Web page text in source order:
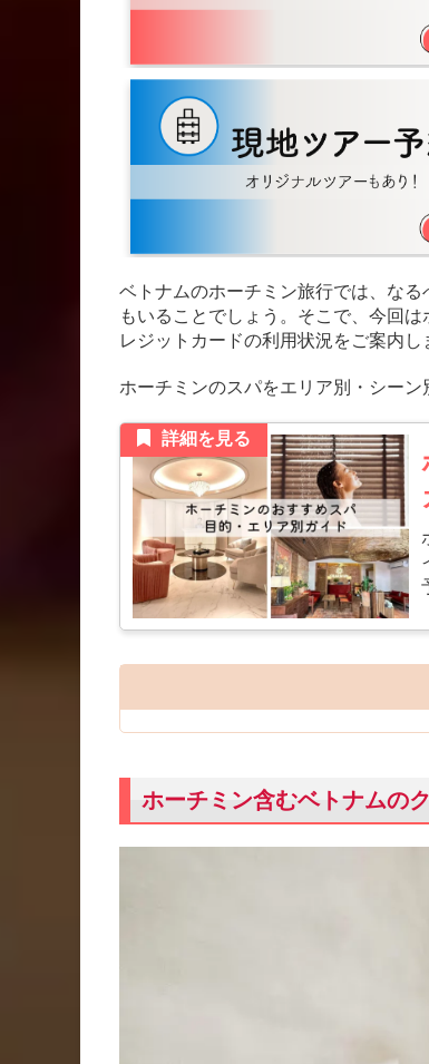
ベトナムのホーチミン旅行では、な
もいることでしょう。そこで、今回
レジットカードの利用状況をご案内し
ホーチミンのスパをエリア別・シーン
詳細を見る
ホーチミン含むベトナムの